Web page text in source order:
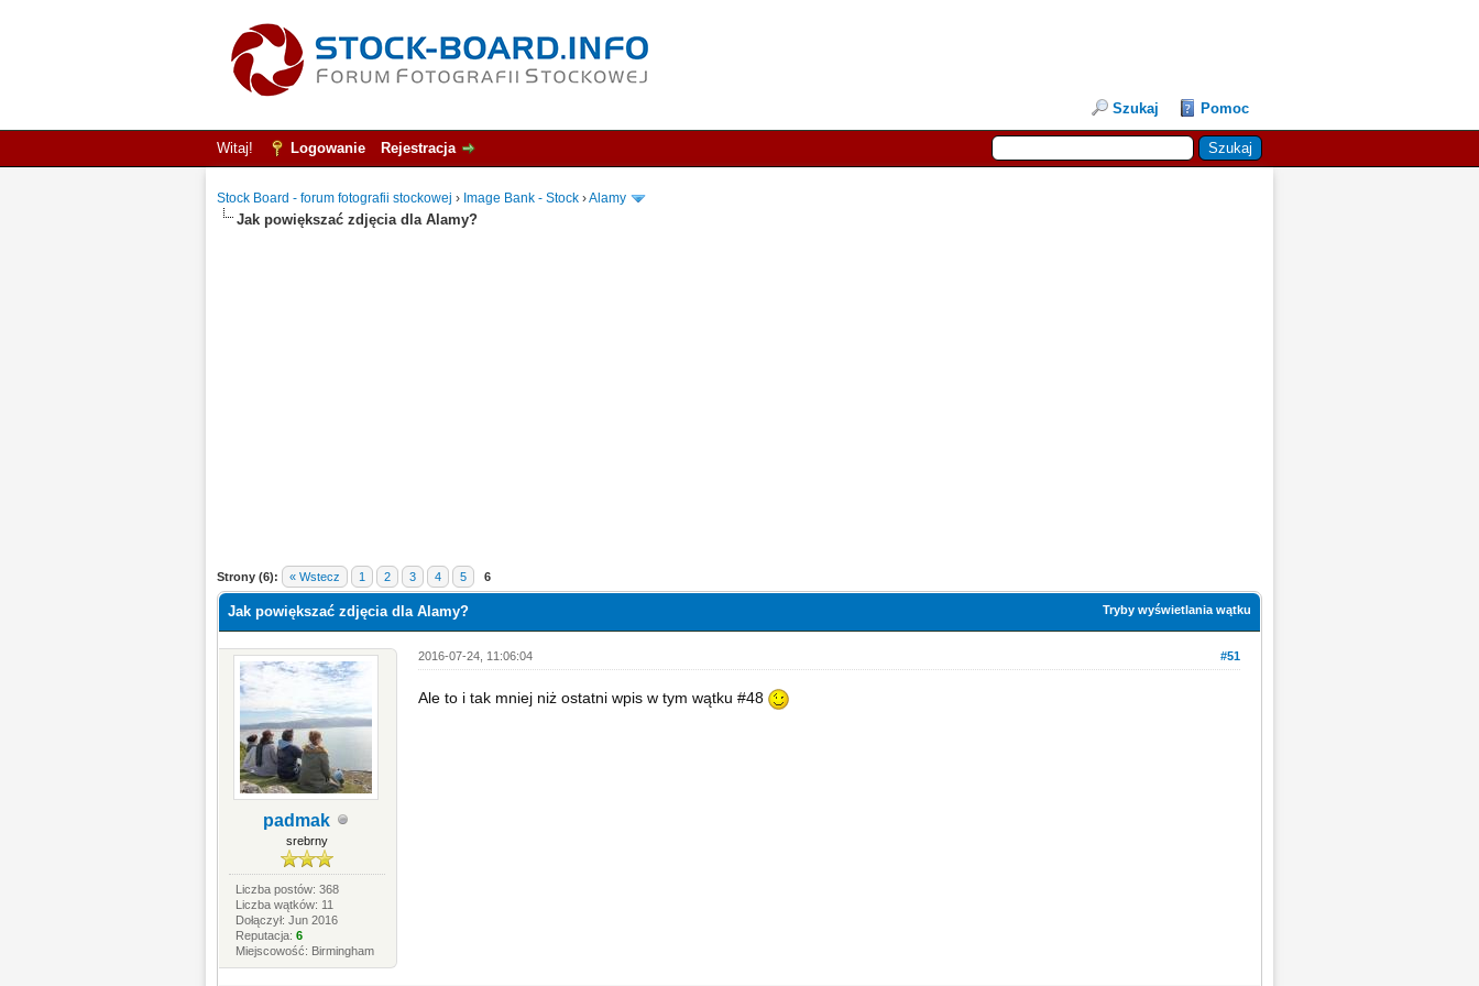
Szukaj Pomoc
Witaj! Logowanie Rejestracja
Stock Board - forum fotografii stockowej › Image Bank - Stock ›Alamy
Jak powiększać zdjęcia dla Alamy?
Strony (6): « Wstecz 1 2 3 4 5 6
Tryby wyświetlania wątku
Jak powiększać zdjęcia dla Alamy?
padmak
srebrny
Liczba postów: 368
Liczba wątków: 11
Dołączył: Jun 2016
Reputacja:6
Miejscowość: Birmingham
#51
2016-07-24, 11:06:04
Ale to i tak mniej niż ostatni wpis w tym wątku #48